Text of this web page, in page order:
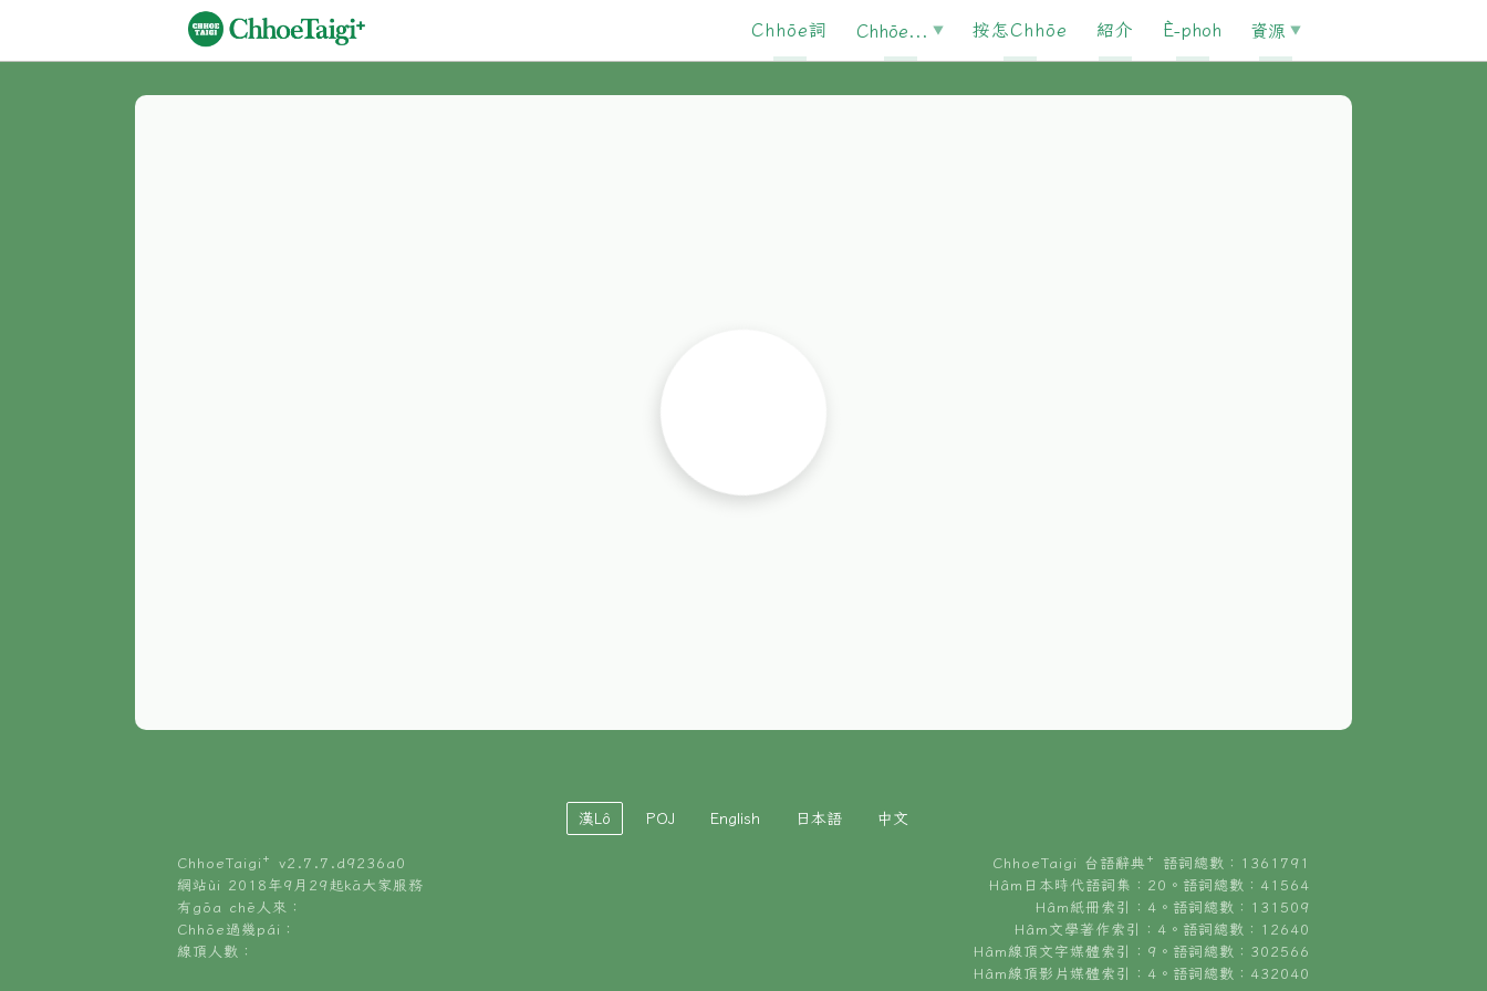
Chhōe詞 Chhōe... 按怎Chhōe 紹介 È-phoh 資源
漢Lô POJ English 日本語 中文
ChhoeTaigi⁺ v2.7.7.d9236a0
網站ùi 2018年9月29起kā大家服務
有gōa chē人來：
Chhōe過幾pái：
線頂人數：
ChhoeTaigi 台語辭典⁺ 語詞總數：1361791
Hâm日本時代語詞集：20。語詞總數：41564
Hâm紙冊索引：4。語詞總數：131509
Hâm文學著作索引：4。語詞總數：12640
Hâm線頂文字媒體索引：9。語詞總數：302566
Hâm線頂影片媒體索引：4。語詞總數：432040